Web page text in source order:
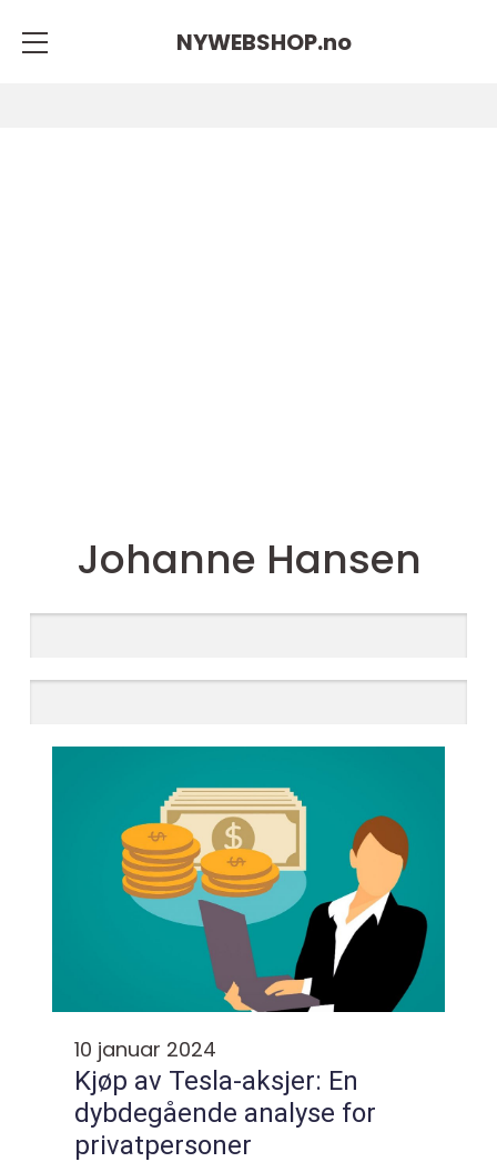
NYWEBSHOP.no
Johanne Hansen
10 januar 2024
Kjøp av Tesla-aksjer: En
dybdegående analyse for
privatpersoner